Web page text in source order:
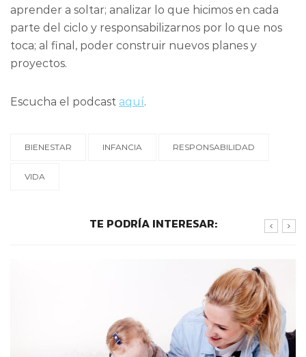
aprender a soltar; analizar lo que hicimos en cada
parte del ciclo y responsabilizarnos por lo que nos
toca; al final, poder construir nuevos planes y
proyectos.
Escucha el podcast aquí.
BIENESTAR INFANCIA RESPONSABILIDAD
VIDA
TE PODRÍA INTERESAR: